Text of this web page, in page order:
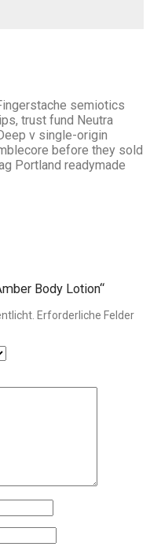
semiotics
trust fund Neutra
v single-origin
before they sold
Portland readymade
Body Lotion“
Erforderliche Felder